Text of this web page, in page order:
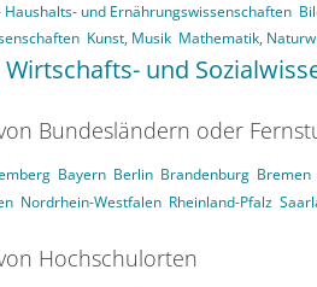
Haushalts- und Ernährungswissenschaften
Kunst, Musik Mathematik,
Wirtschafts- und
Bundesländern oder
Bayern Berlin Brandenburg Bremen
Nordrhein-Westfalen Rheinland-Pfalz
Hochschulorten